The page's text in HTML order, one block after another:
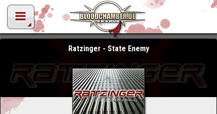
Ratzinger - State Enemy